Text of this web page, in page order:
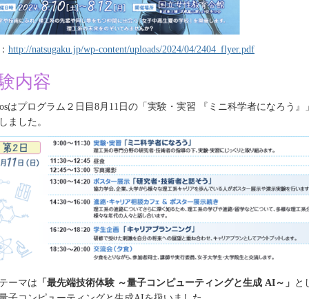
http://natsugaku.jp/wp-content/uploads/2024/04/2404_flyer.pdf
内容
はプログラム２日目 8月 11 日の「実験・実習 『ミニ科学者になろう』
ました。
ーマは 「最先端技術体験 ～量子コンピューティングと生成 AI ～」 と